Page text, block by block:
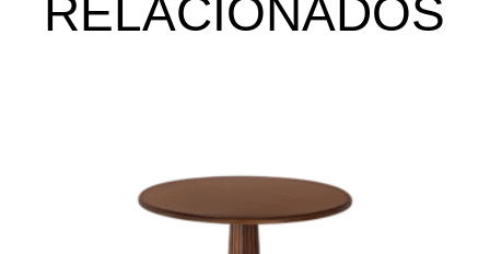
RELACIONADOS